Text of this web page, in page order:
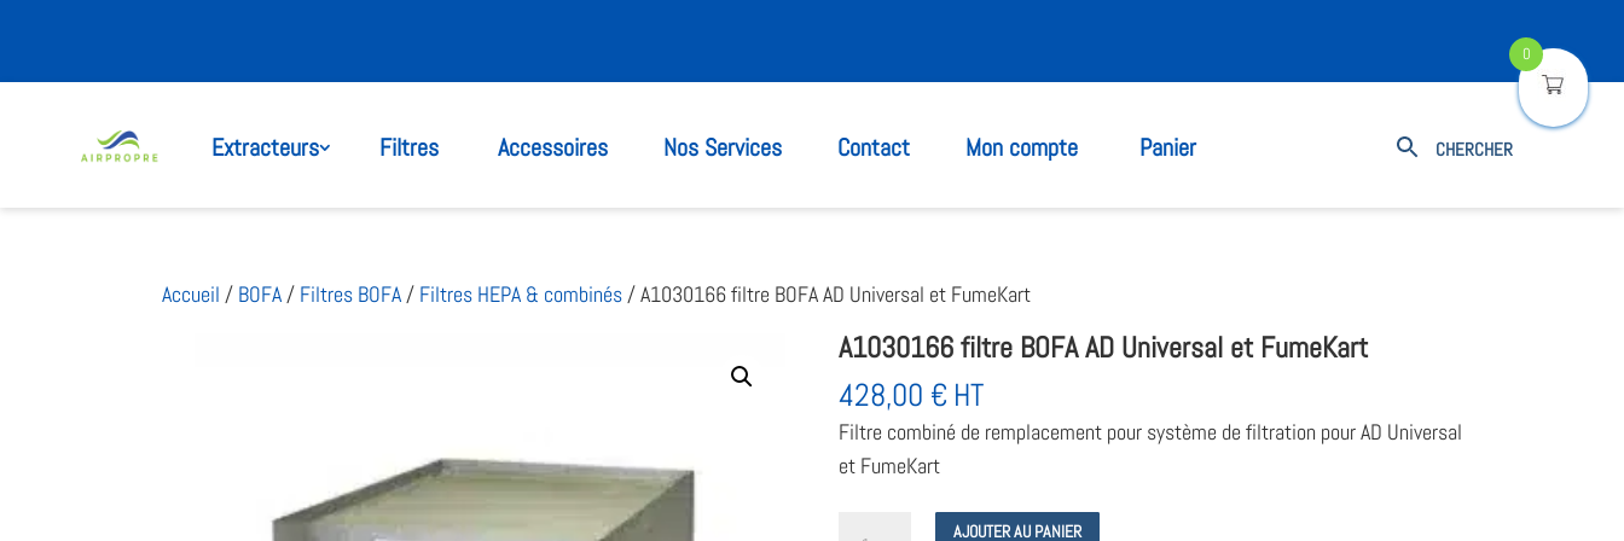
Extracteurs Filtres Accessoires Nos Services Contact Mon compte Panier
Accueil / BOFA / Filtres BOFA / Filtres HEPA & combinés / A1030166 filtre BOFA AD Universal et FumeKart
A1030166 filtre BOFA AD Universal et FumeKart
428,00 € HT
Filtre combiné de remplacement pour système de filtration pour AD Universal
et FumeKart
AJOUTER AU PANIER
0